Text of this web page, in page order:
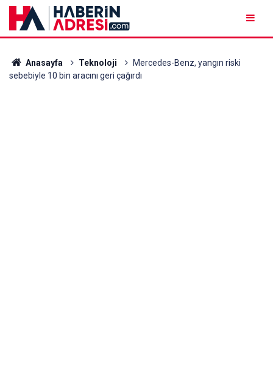
Anasayfa Teknoloji
Mercedes-Benz, yangın riski
sebebiyle 10 bin aracını geri çağırdı